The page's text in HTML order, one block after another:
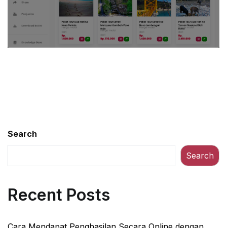
Search
Search
Recent Posts